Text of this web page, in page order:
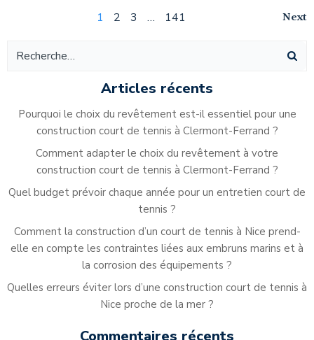
Navigation
des
articles
Navigation
des
articles
Page
1 Page
2 Page
3 … Page
141 Next
Articles récents
Pourquoi le choix du revêtement est-il essentiel pour une
construction court de tennis à Clermont-Ferrand ?
Comment adapter le choix du revêtement à votre
construction court de tennis à Clermont-Ferrand ?
Quel budget prévoir chaque année pour un entretien court de
tennis ?
Comment la construction d’un court de tennis à Nice prend-
elle en compte les contraintes liées aux embruns marins et à
la corrosion des équipements ?
Quelles erreurs éviter lors d’une construction court de tennis à
Nice proche de la mer ?
Commentaires récents